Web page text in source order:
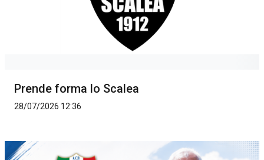
Prende forma lo Scalea
28/07/2026 12:36